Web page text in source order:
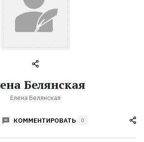
Белянская
Елена Белянская
КОММЕНТИРОВАТЬ 0